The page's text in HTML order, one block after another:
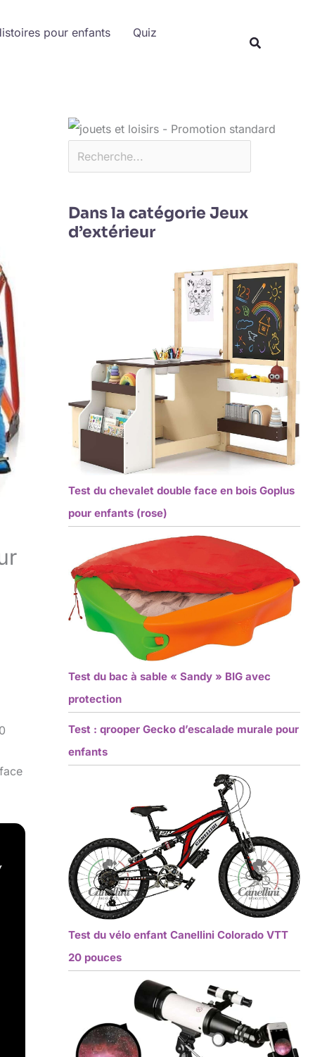
pour enfants
Quiz
Dans la catégorie Jeux
d’extérieur
Test du chevalet double face en bois Goplus
pour enfants (rose)
Test du bac à sable « Sandy » BIG avec
protection
Test : qrooper Gecko d’escalade murale pour
enfants
Test du vélo enfant Canellini Colorado VTT
20 pouces